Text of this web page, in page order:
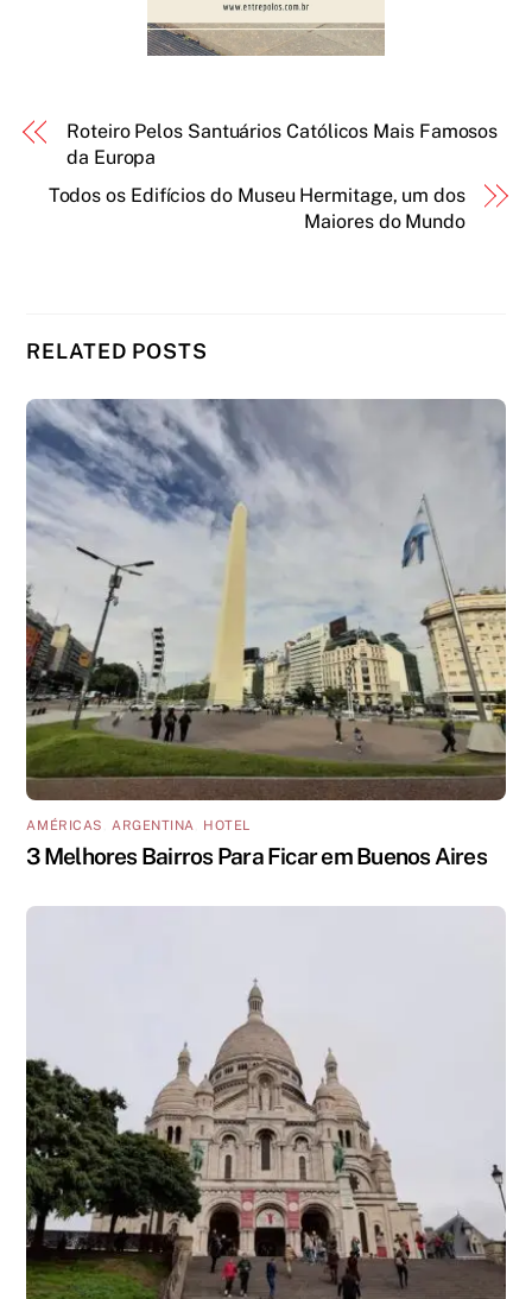
Roteiro Pelos Santuários Católicos Mais Famosos
da Europa
Todos os Edifícios do Museu Hermitage, um dos
Maiores do Mundo
RELATED POSTS
AMÉRICAS ,ARGENTINA HOTEL
3 Melhores Bairros Para Ficar em Buenos Aires